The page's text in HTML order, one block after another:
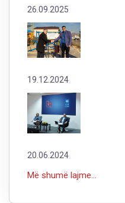
26.09.2025
19.12.2024
20.06.2024
Më shumë lajme...